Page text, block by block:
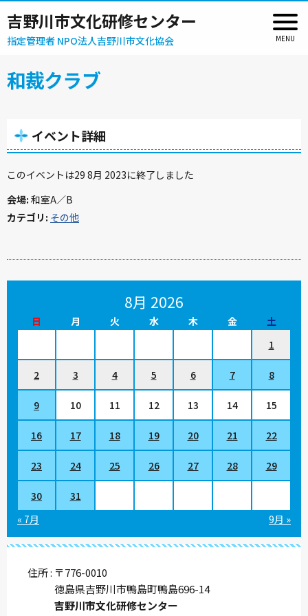
吉野川市文化研修センター
指定管理者 NPO法人吉野川市文化協会
和裁クラブ
イベント詳細
このイベントは29 8月 2023に終了しました
会場: 和室A／B
カテゴリ: その他
8月 2026
日 月 火 水 木 金
土
1
2 3 4 5 6 7 8
9 10 11 12 13 14 15
16 17 18 19 20 21 22
23 24 25 26 27 28 29
30
31
« 7月
9月 »
住所 〒776-0010
徳島県吉野川市鴨島町鴨島696-14
吉野川市文化研修センター